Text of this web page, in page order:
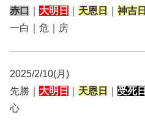
赤口
大明日 天恩日 神吉日
一白｜危｜房
2025/2/10(月)
先勝｜ 大明日 天恩日 受死日
心